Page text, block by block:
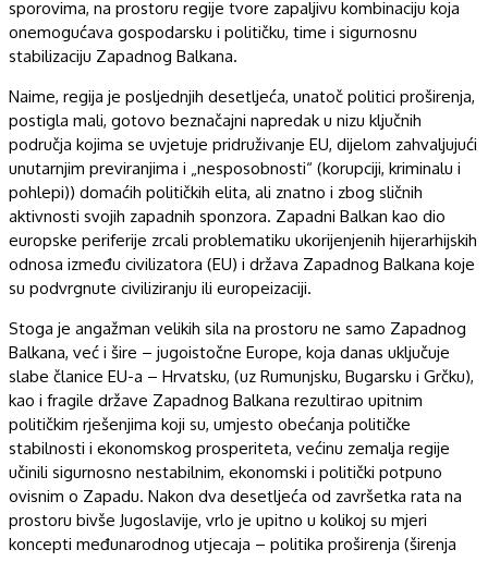
sporovima, na prostoru regije tvore zapaljivu kombinaciju koja
onemogućava gospodarsku i političku, time i sigurnosnu
stabilizaciju Zapadnog Balkana.
Naime, regija je posljednjih desetljeća, unatoč politici proširenja,
postigla mali, gotovo beznačajni napredak u nizu ključnih
područja kojima se uvjetuje pridruživanje EU, dijelom zahvaljujući
unutarnjim previranjima i „nesposobnosti“ (korupciji, kriminalu i
pohlepi)) domaćih političkih elita, ali znatno i zbog sličnih
aktivnosti svojih zapadnih sponzora. Zapadni Balkan kao dio
europske periferije zrcali problematiku ukorijenjenih hijerarhijskih
odnosa između civilizatora (EU) i država Zapadnog Balkana koje
su podvrgnute civiliziranju ili europeizaciji.
Stoga je angažman velikih sila na prostoru ne samo Zapadnog
Balkana, već i šire – jugoistočne Europe, koja danas uključuje
slabe članice EU-a – Hrvatsku, (uz Rumunjsku, Bugarsku i Grčku),
kao i fragile države Zapadnog Balkana rezultirao upitnim
političkim rješenjima koji su, umjesto obećanja političke
stabilnosti i ekonomskog prosperiteta, većinu zemalja regije
učinili sigurnosno nestabilnim, ekonomski i politički potpuno
ovisnim o Zapadu. Nakon dva desetljeća od završetka rata na
prostoru bivše Jugoslavije, vrlo je upitno u kolikoj su mjeri
koncepti međunarodnog utjecaja – politika proširenja (širenja